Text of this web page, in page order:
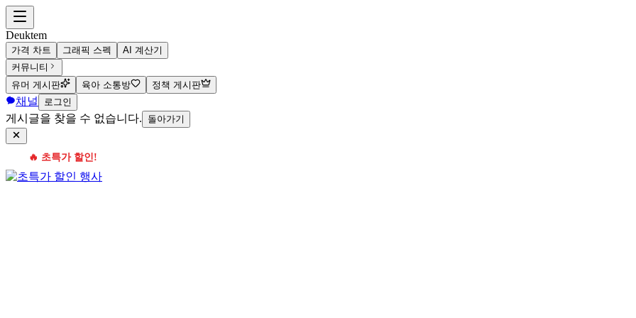
Deuktem
가격 차트 그래픽 스펙
AI 계산기
커뮤니티
유머 게시판
육아 소통방 정책 게시판
채널 로그인
게시글을 찾을 수 없습니다. 돌아가기
🔥 초특가 할인!